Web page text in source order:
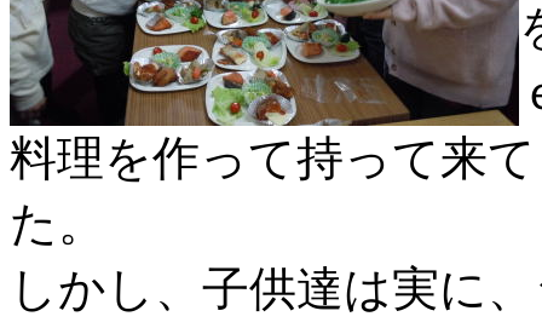
料理を作って持って来
た。
しかし、子供達は実に